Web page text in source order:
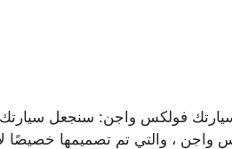
فولكس واجن: سنجعل سيارتك
واجن ، والتي تم تصميمها